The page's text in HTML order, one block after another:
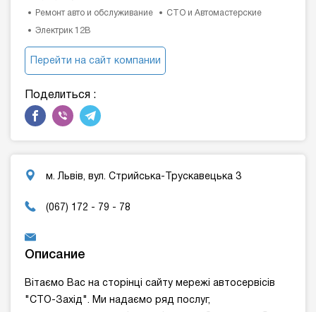
Ремонт авто и обслуживание СТО и Автомастерские
Электрик 12В
Перейти на сайт компании
Поделиться :
м. Львів, вул. Стрийська-Трускавецька 3
(067) 172 - 79 - 78
Описание
Вітаємо Вас на сторінці сайту мережі автосервісів
"СТО-Захід". Ми надаємо ряд послуг,